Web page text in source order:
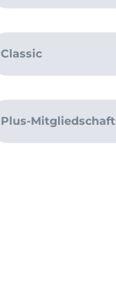
Classic
Plus-Mitgliedschaft